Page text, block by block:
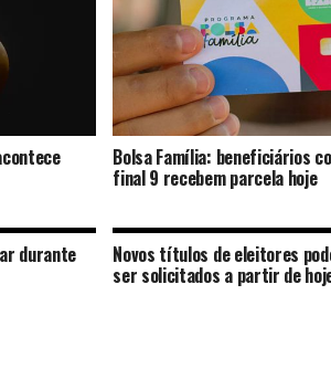
Bolsa Família: beneficiários
final 9 recebem parcela hoje
durante Novos títulos de eleitores
ser solicitados a partir de